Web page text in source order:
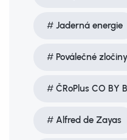
Jaderná energie
Poválečné zločiny
ČRoPlus CO BY
Alfred de Zayas